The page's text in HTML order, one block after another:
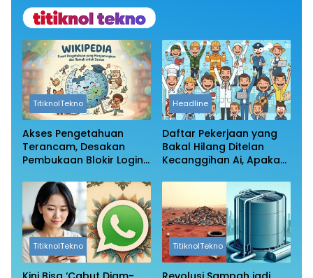
TitiknolTekno
Akses Pengetahuan
Terancam, Desakan
Pembukaan Blokir Login
Headline
Daftar Pekerjaan yang
Bakal Hilang Ditelan
Kecanggihan Ai, Apakah
Aman?
TitiknolTekno TitiknolTekno